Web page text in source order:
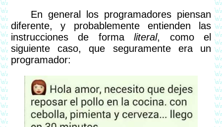
En general los programadores piensan
diferente, y probablemente entienden las
instrucciones de formaliteral, como el
siguiente caso, que seguramente era un
programador: